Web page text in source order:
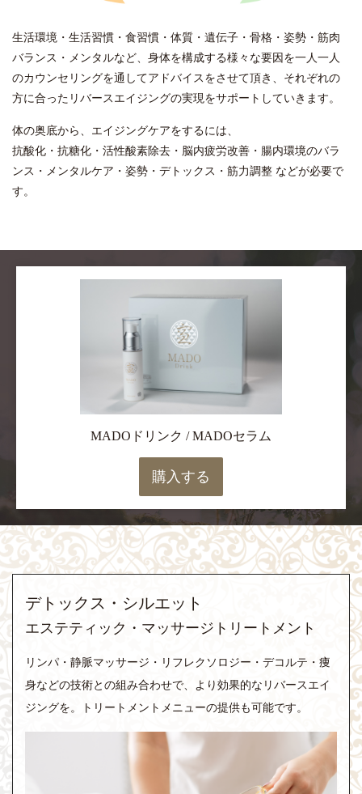
生活環境・生活習慣・食習慣・体質・遺伝子・骨格・姿勢・筋肉
バランス・メンタルなど、身体を構成する様々な要因を一人一人
のカウンセリングを通してアドバイスをさせて頂き、それぞれの
方に合ったリバースエイジングの実現をサポートしていきます。
体の奥底から、エイジングケアをするには、
抗酸化・抗糖化・活性酸素除去・脳内疲労改善・腸内環境のバラ
ンス・メンタルケア・姿勢・デトックス・筋力調整 などが必要で
す。
MADOドリンク / MADOセラム
購入する
デトックス・シルエット
エステティック・マッサージトリートメント
リンパ・静脈マッサージ・リフレクソロジー・デコルテ・痩
身などの技術との組み合わせで、より効果的なリバースエイ
ジングを。トリートメントメニューの提供も可能です。